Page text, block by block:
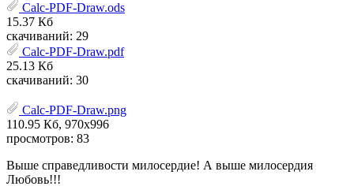
Calc-PDF-Draw.ods
15.37 Кб
скачиваний: 29
Calc-PDF-Draw.pdf
25.13 Кб
скачиваний: 30
Calc-PDF-Draw.png
110.95 Кб, 970x996
просмотров: 83
Выше справедливости милосердие! А выше милосердия
Любовь!!!